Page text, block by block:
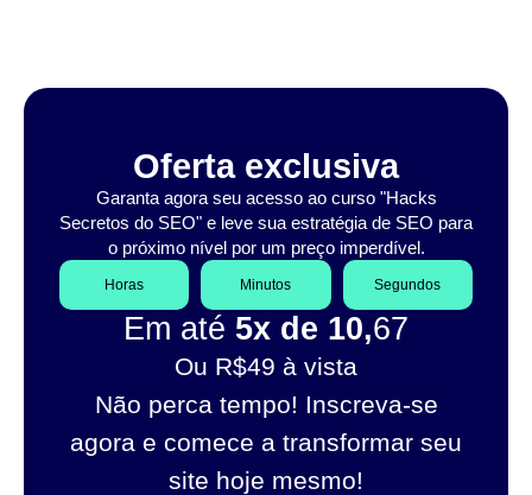
Oferta exclusiva
Garanta agora seu acesso ao curso "Hacks
Secretos do SEO" e leve sua estratégia de SEO para
o próximo nível por um preço imperdível.
Horas Minutos Segundos
Em até 5x de 10,67
Ou R$49 à vista
Não perca tempo! Inscreva-se
agora e comece a transformar seu
site hoje mesmo!